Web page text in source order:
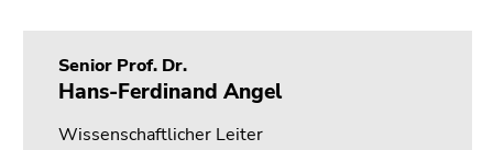
Senior Prof. Dr.
Hans-Ferdinand Angel
Wissenschaftlicher Leiter